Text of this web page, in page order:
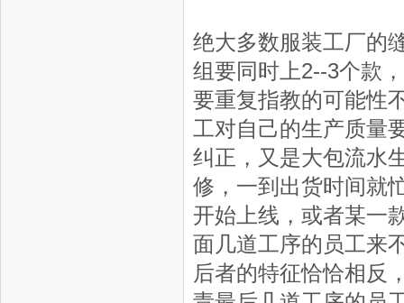
绝大多数服装工厂的
组要同时上2--3个款
要重复指教的可能性
工对自己的生产质量
纠正，又是大包流水
修，一到出货时间就
开始上线，或者某一
面几道工序的员工来
后者的特征恰恰相反